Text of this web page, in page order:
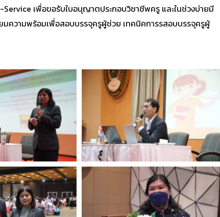
เพื่อขอรับใบอนุญาตประกอบวิชาชีพครู และในช่วงบ่ายมี
ความพร้อมเพื่อสอบบรรจุครูผู้ช่วย เทคนิคการรสอบบรรจุครูผู้